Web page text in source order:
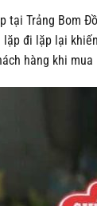
tại Trảng Bom
đi lặp lại
hàng khi